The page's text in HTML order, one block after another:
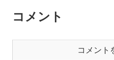
コメント
コメント